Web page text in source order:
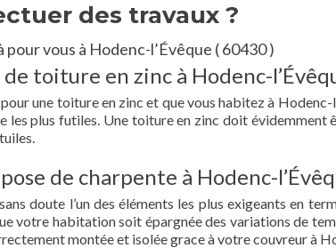
des travaux ?
pour vous à Hodenc-l’Évêque ( 60430 )
toiture en zinc à Hodenc-
une toiture en zinc et que vous habitez à Hodenc-
les plus futiles. Une toiture en zinc doit évidemment
de charpente à Hodenc-
doute l’un des éléments les plus exigeants en
votre habitation soit épargnée des variations de
montée et isolée grace à votre couvreur à